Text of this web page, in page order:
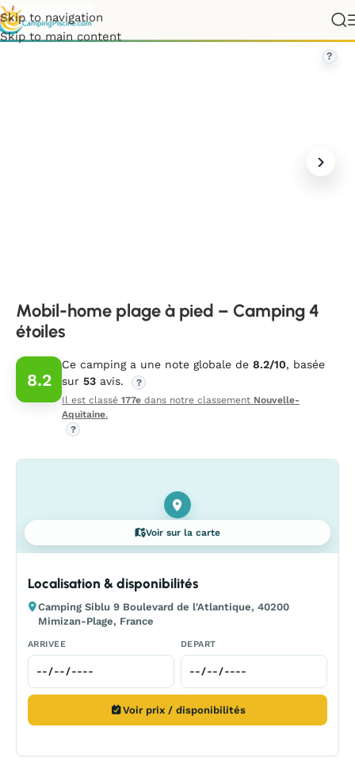
Skip to navigation
Skip to main content
»Landes»Mobil-home plage à pied – Camping 4 étoiles
?
Mobil-home plage à pied – Camping 4
étoiles
8.2
Ce camping a une note globale de 8.2/10, basée
sur 53 avis.
?
Il est classé 177e dans notre classement Nouvelle-
Aquitaine.
?
Voir sur la carte
Localisation & disponibilités
Camping Siblu 9 Boulevard de l'Atlantique, 40200
Mimizan-Plage, France
ARRIVEE DEPART
Voir prix / disponibilités